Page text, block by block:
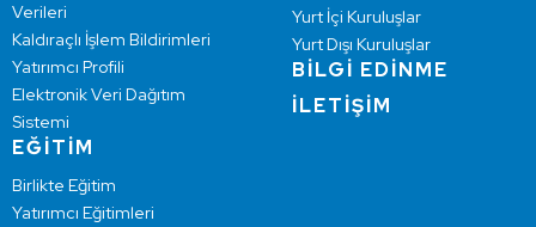
Verileri
Kaldıraçlı İşlem Bildirimleri
Yatırımcı Profili
Elektronik Veri Dağıtım
Sistemi
EĞİTİM
Birlikte Eğitim
Yatırımcı Eğitimleri
Yurt İçi Kuruluşlar
Yurt Dışı Kuruluşlar
BİLGİ EDİNME
İLETİŞİM